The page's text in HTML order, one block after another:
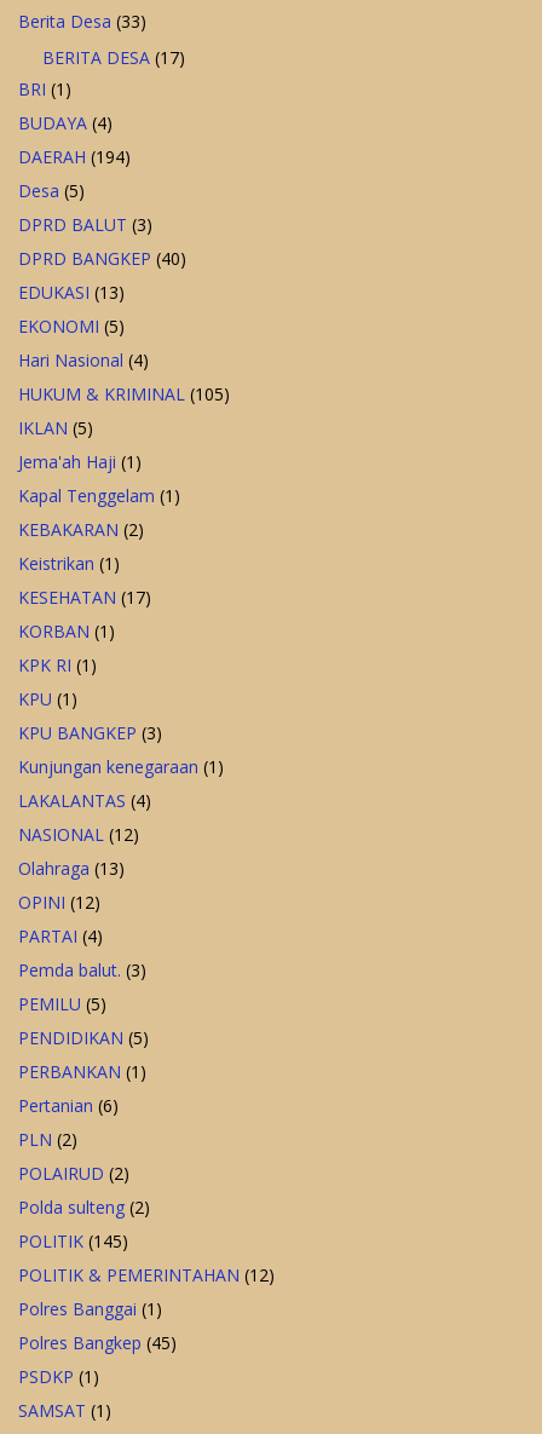
Berita Desa (33)
BERITA DESA (17)
BRI (1)
BUDAYA (4)
DAERAH (194)
Desa (5)
DPRD BALUT (3)
DPRD BANGKEP (40)
EDUKASI (13)
EKONOMI (5)
Hari Nasional (4)
HUKUM & KRIMINAL (105)
IKLAN (5)
Jema'ah Haji (1)
Kapal Tenggelam (1)
KEBAKARAN (2)
Keistrikan (1)
KESEHATAN (17)
KORBAN (1)
KPK RI (1)
KPU (1)
KPU BANGKEP (3)
Kunjungan kenegaraan (1)
LAKALANTAS (4)
NASIONAL (12)
Olahraga (13)
OPINI (12)
PARTAI (4)
Pemda balut. (3)
PEMILU (5)
PENDIDIKAN (5)
PERBANKAN (1)
Pertanian (6)
PLN (2)
POLAIRUD (2)
Polda sulteng (2)
POLITIK (145)
POLITIK & PEMERINTAHAN (12)
Polres Banggai (1)
Polres Bangkep (45)
PSDKP (1)
SAMSAT (1)